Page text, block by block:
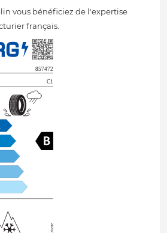
vous bénéficiez de l'expertise
français.